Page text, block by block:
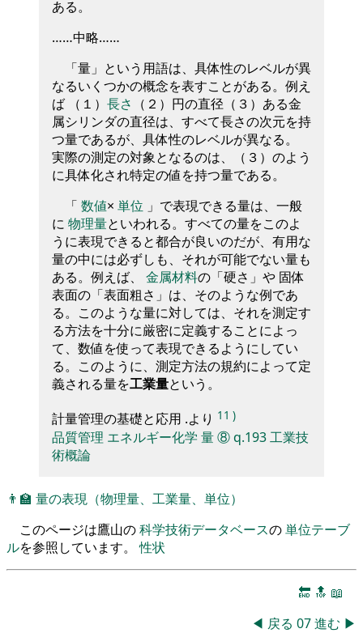
ある。
……中略……
「量」という用語は、具体性のレベルが異
なるいくつかの概念を表すことがある。例え
ば （１） 長さ （２）円の直径（３）ある金
属シリンダの直径は、すべて長さの次元を持
つ量であるが、具体性のレベルが異なる。
実際の測定の対象となるのは、（３）のよう
に具体化され特定の値を持つ量である。
「 数値× 単位 」で表現できる量は、一般
に 物理量といわれる。すべての量をこのよ
うに表現できると都合が良いのだが、有用な
量の中には必ずしも、それが可能でない量も
ある。例えば、 金属材料の「硬さ」や 固体
表面の「表面粗さ」は、そのような例であ
る。このような量に対しては、それを測定す
る方法を十分に厳密に定義することによっ
て、数値を使って表現できるようにしてい
る。このように、測定方法の規約によって定
義される量を工業量という。
計量管理の基礎と応用 .より 11 )
品質管理 エネルギー化学 量⑧q.193工業技
術概論
👨‍🏫 量の表現（物理量、工業量、単位）
このページは鷹山の科学技術データベースの単位テーブ
ルを参照しています。性状
🔚 🔝 📖
◀ 戻る 07進む ▶